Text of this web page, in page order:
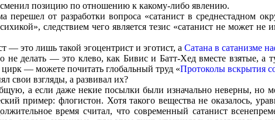
сменил позицию по отношению к какому-либо явлению.
от разработки вопроса «сатанист в среднестадном
следствием чего является тезис «сатанист не может
— это лишь такой эгоцентрист и эготист, аСатана в сатанизме
делать — это клево, как Бивис и Батт-Хед вместе взятые, а
цирк — можете почитать глобальный труд «Протоколы вскрытия
свои взгляды, а развивал их?
а если даже некие посылки были изначально неверны, но
пример: флогистон. Хотя такого вещества не оказалось,
время считал, что современный сатанист